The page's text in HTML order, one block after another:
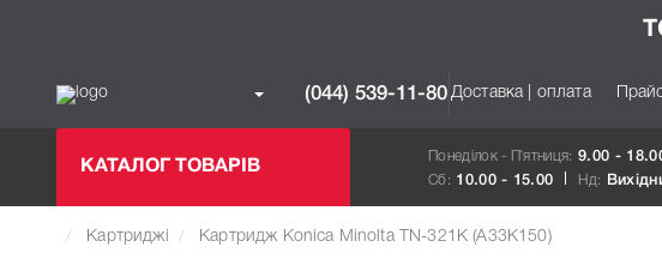
(044) 539-11-80 Доставка | оплата
КАТАЛОГ ТОВАРІВ
Понеділок - П`ятниця: 9.00 -
Сб: 10.00 - 15.00 Нд:
Картриджі Картридж Konica Minolta TN-321K (A33K150)